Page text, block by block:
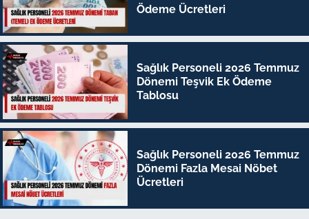
Ödeme Ücretleri
Sağlık Personeli 2026 Temmuz
Dönemi Teşvik Ek Ödeme
Tablosu
Sağlık Personeli 2026 Temmuz
Dönemi Fazla Mesai Nöbet
Ücretleri